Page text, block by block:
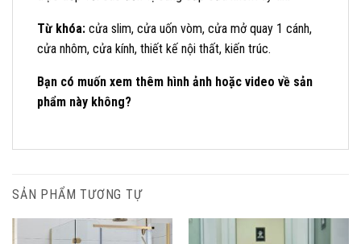
Từ khóa: cửa slim, cửa uốn vòm, cửa mở quay 1 cánh,
cửa nhôm, cửa kính, thiết kế nội thất, kiến trúc.
Bạn có muốn xem thêm hình ảnh hoặc video về sản
phẩm này không?
SẢN PHẨM TƯƠNG TỰ